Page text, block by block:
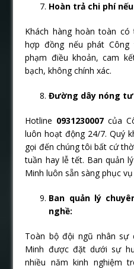
Hoàn trả chi phí
Khách hàng hoàn toàn
hợp đồng nếu phát
phạm điều khoản, cam
bạch, không chính xác.
Đường dây nóng tư
Hotline 0931230007 của
luôn hoạt động 24/7. Quý
gọi đến chúng tôi bất cứ
tuần hay lễ tết. Ban quản
Minh luôn sẵn sàng phục
Ban quản lý
nghề:
Toàn bộ đội ngũ nhân
Minh được đặt dưới sự
nhiều năm kinh nghiệm